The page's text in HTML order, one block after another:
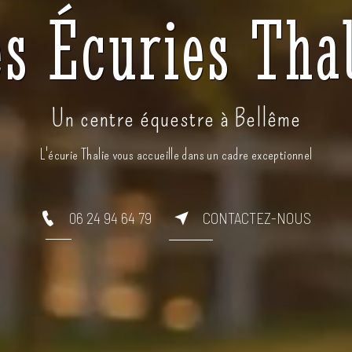
Écuries
Un centre équestre à Bellême
L'écurie Thalie vous accueille dans un cadre exceptionnel
06 24 94 64 79 CONTACTEZ-NOUS